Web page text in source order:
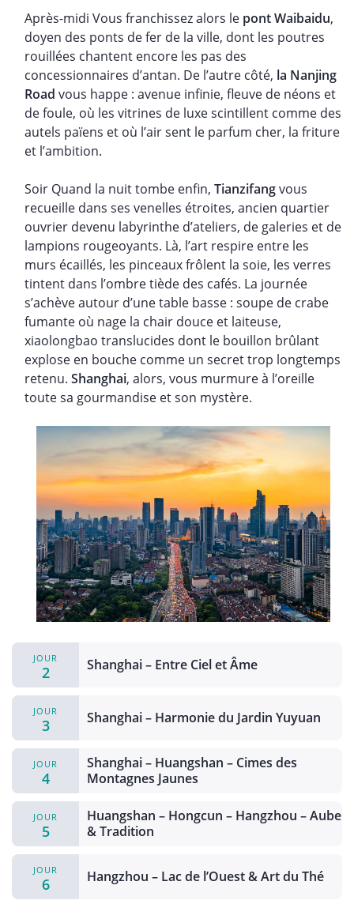
Après-midi Vous franchissez alors le pont Waibaidu,
doyen des ponts de fer de la ville, dont les poutres
rouillées chantent encore les pas des
concessionnaires d’antan. De l’autre côté, la Nanjing
Road vous happe : avenue infinie, fleuve de néons et
de foule, où les vitrines de luxe scintillent comme des
autels païens et où l’air sent le parfum cher, la friture
et l’ambition.
Soir Quand la nuit tombe enfin, Tianzifangvous
recueille dans ses venelles étroites, ancien quartier
ouvrier devenu labyrinthe d’ateliers, de galeries et de
lampions rougeoyants. Là, l’art respire entre les
murs écaillés, les pinceaux frôlent la soie, les verres
tintent dans l’ombre tiède des cafés. La journée
s’achève autour d’une table basse : soupe de crabe
fumante où nage la chair douce et laiteuse,
xiaolongbao translucides dont le bouillon brûlant
explose en bouche comme un secret trop longtemps
retenu. Shanghai, alors, vous murmure à l’oreille
toute sa gourmandise et son mystère.
JOUR
2 Shanghai – Entre Ciel et Âme
JOUR
3 Shanghai – Harmonie du Jardin Yuyuan
JOUR
4
Shanghai – Huangshan – Cimes des
Montagnes Jaunes
JOUR
5
Huangshan – Hongcun – Hangzhou – Aube
& Tradition
JOUR
6 Hangzhou – Lac de l’Ouest & Art du Thé